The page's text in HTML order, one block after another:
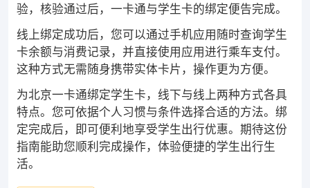
验，核验通过后，一卡通与学生卡的绑定便告完成。
线上绑定成功后，您可以通过手机应用随时查询学生
卡余额与消费记录，并直接使用应用进行乘车支付。
这种方式无需随身携带实体卡片，操作更为方便。
为北京一卡通绑定学生卡，线下与线上两种方式各具
特点。您可依据个人习惯与条件选择合适的方法。绑
定完成后，即可便利地享受学生出行优惠。期待这份
指南能助您顺利完成操作，体验便捷的学生出行生
活。